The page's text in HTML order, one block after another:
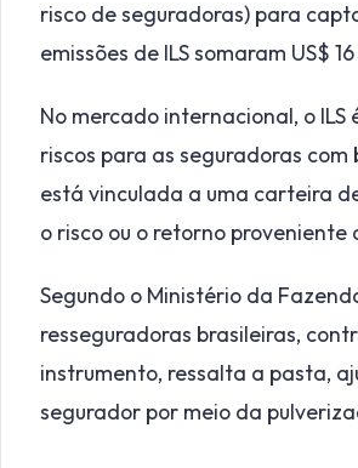
risco de seguradoras) para
emissões de ILS somaram US$
No mercado internacional, o
riscos para as seguradoras com
está vinculada a uma carteira
o risco ou o retorno proveniente
Segundo o Ministério da
resseguradoras brasileiras,
instrumento, ressalta a pasta,
segurador por meio da